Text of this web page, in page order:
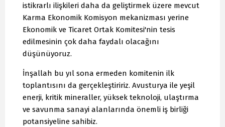
istikrarlı ilişkileri daha da geliştirmek üzere mevcut
Karma Ekonomik Komisyon mekanizması yerine
Ekonomik ve Ticaret Ortak Komitesi'nin tesis
edilmesinin çok daha faydalı olacağını
düşünüyoruz.
İnşallah bu yıl sona ermeden komitenin ilk
toplantısını da gerçekleştiririz. Avusturya ile yeşil
enerji, kritik mineraller, yüksek teknoloji, ulaştırma
ve savunma sanayi alanlarında önemli iş birliği
potansiyeline sahibiz.